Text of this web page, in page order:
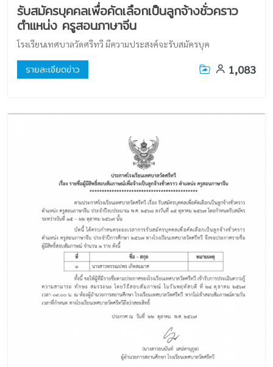
รับสมัครบุคคลเพื่อคัดเลือกเป็นลูกจ้างชั่วคราว
ตำแหน่ง ครูสอนภาษาจีน
โรงเรียนเทศบาลวัดศรีทวี มีความประสงค์จะรับสมัครบุค
รายละเอียดข่าว 1,083